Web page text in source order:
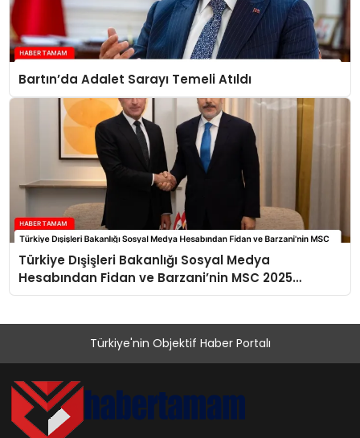
Bartın’da Adalet Sarayı Temeli Atıldı
Türkiye Dışişleri Bakanlığı Sosyal Medya
Hesabından Fidan ve Barzani’nin MSC 2025
Buluşması Paylaşıldı
Türkiye'nin Objektif Haber Portalı